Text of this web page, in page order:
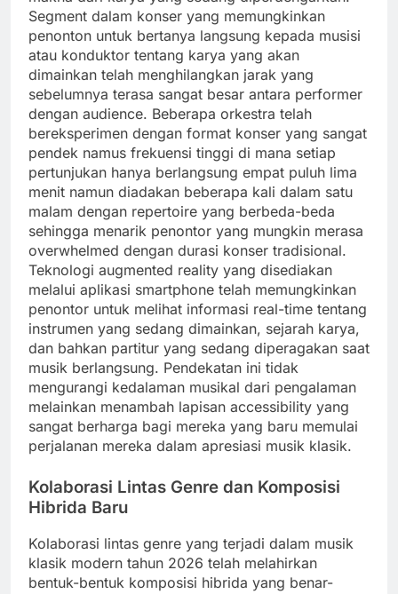
Segment dalam konser yang memungkinkan
penonton untuk bertanya langsung kepada musisi
atau konduktor tentang karya yang akan
dimainkan telah menghilangkan jarak yang
sebelumnya terasa sangat besar antara performer
dengan audience. Beberapa orkestra telah
bereksperimen dengan format konser yang sangat
pendek namus frekuensi tinggi di mana setiap
pertunjukan hanya berlangsung empat puluh lima
menit namun diadakan beberapa kali dalam satu
malam dengan repertoire yang berbeda-beda
sehingga menarik penontor yang mungkin merasa
overwhelmed dengan durasi konser tradisional.
Teknologi augmented reality yang disediakan
melalui aplikasi smartphone telah memungkinkan
penontor untuk melihat informasi real-time tentang
instrumen yang sedang dimainkan, sejarah karya,
dan bahkan partitur yang sedang diperagakan saat
musik berlangsung. Pendekatan ini tidak
mengurangi kedalaman musikal dari pengalaman
melainkan menambah lapisan accessibility yang
sangat berharga bagi mereka yang baru memulai
perjalanan mereka dalam apresiasi musik klasik.
Kolaborasi Lintas Genre dan Komposisi
Hibrida Baru
Kolaborasi lintas genre yang terjadi dalam musik
klasik modern tahun 2026 telah melahirkan
bentuk-bentuk komposisi hibrida yang benar-